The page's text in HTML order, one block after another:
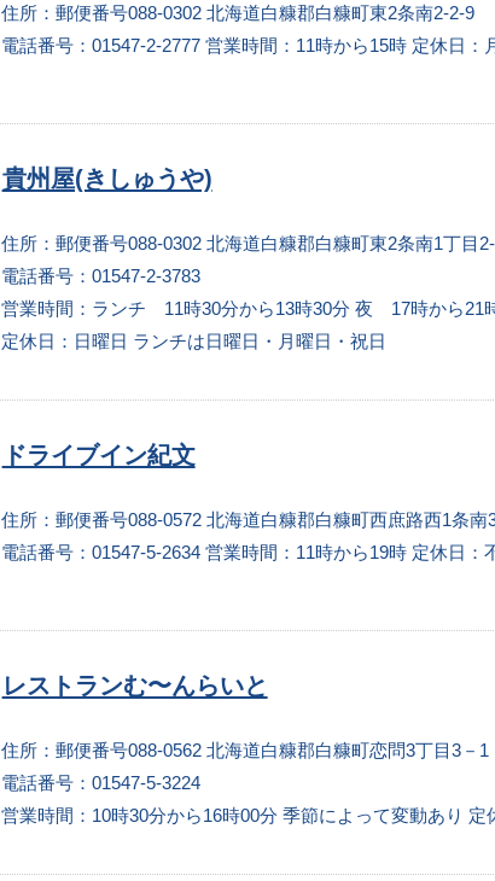
住所：郵便番号088-0302 北海道白糠郡白糠町東2条南2-2-9
電話番号：01547-2-2777 営業時間：11時から15時 定休日：
貴州屋(きしゅうや)
住所：郵便番号088-0302 北海道白糠郡白糠町東2条南1丁目
電話番号：01547-2-3783
営業時間：ランチ 11時30分から13時30分 夜 17時から21
定休日：日曜日 ランチは日曜日・月曜日・祝日
ドライブイン紀文
住所：郵便番号088-0572 北海道白糠郡白糠町西庶路西1条南
電話番号：01547-5-2634 営業時間：11時から19時 定休日：
レストランむ〜んらいと
住所：郵便番号088-0562 北海道白糠郡白糠町恋問3丁目3－1
電話番号：01547-5-3224
営業時間：10時30分から16時00分 季節によって変動あり 定